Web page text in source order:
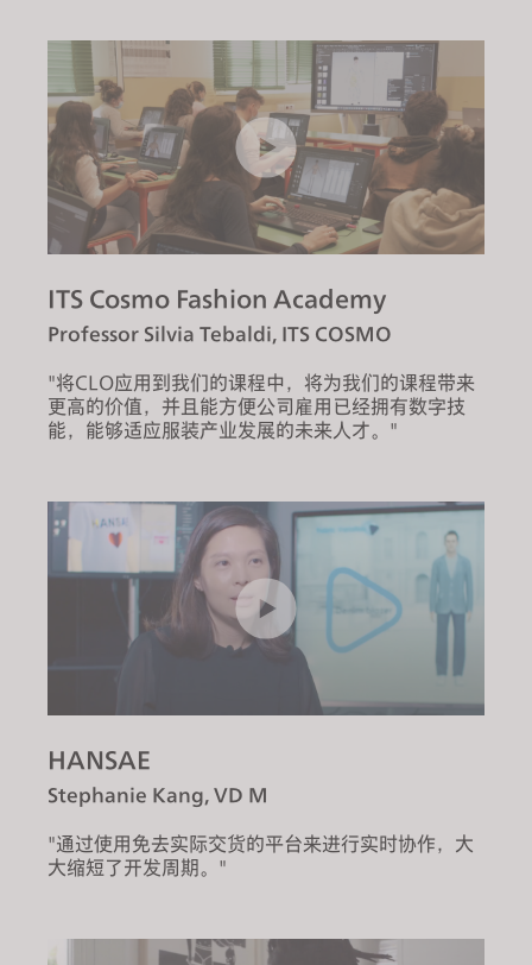
ITS Cosmo Fashion Academy
Professor Silvia Tebaldi, ITS COSMO
"将CLO应用到我们的课程中，将为我们的课程带来
更高的价值，并且能方便公司雇用已经拥有数字技
能，能够适应服装产业发展的未来人才。"
HANSAE
Stephanie Kang, VD M
"通过使用免去实际交货的平台来进行实时协作，大
大缩短了开发周期。"